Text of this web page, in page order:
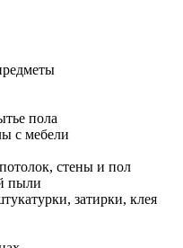
пола
с мебели
стены и пол
пыли
затирки, клея